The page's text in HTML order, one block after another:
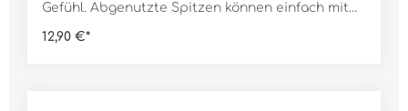
Gefühl. Abgenutzte Spitzen können einfach mit
werden. Kompatibel mit: Xencelabs Pens
12,90 €*